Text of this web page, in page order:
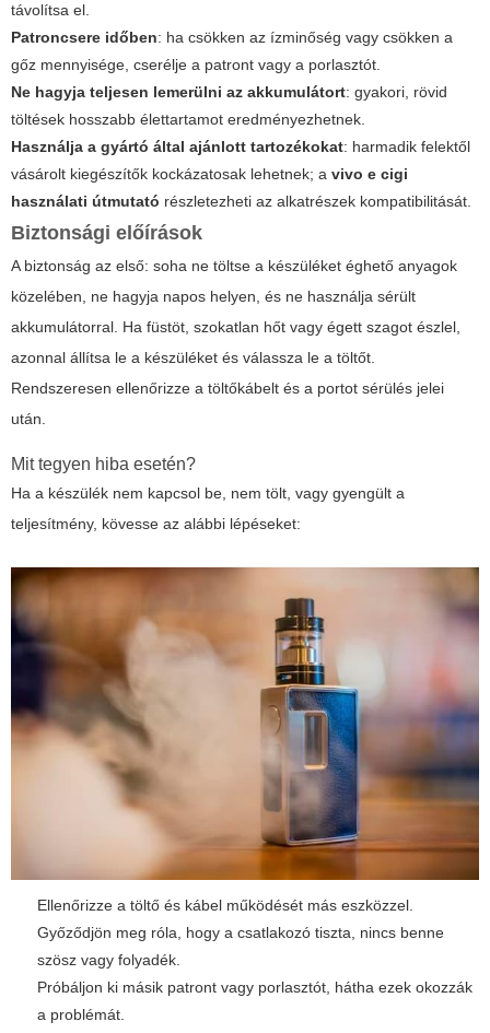
távolítsa el.
Patroncsere időben: ha csökken az ízminőség vagy csökken a
gőz mennyisége, cserélje a patront vagy a porlasztót.
Ne hagyja teljesen lemerülni az akkumulátort: gyakori, rövid
töltések hosszabb élettartamot eredményezhetnek.
Használja a gyártó által ajánlott tartozékokat: harmadik felektől
vásárolt kiegészítők kockázatosak lehetnek; a vivo e cigi
használati útmutató részletezheti az alkatrészek kompatibilitását.
Biztonsági előírások
A biztonság az első: soha ne töltse a készüléket éghető anyagok
közelében, ne hagyja napos helyen, és ne használja sérült
akkumulátorral. Ha füstöt, szokatlan hőt vagy égett szagot észlel,
azonnal állítsa le a készüléket és válassza le a töltőt.
Rendszeresen ellenőrizze a töltőkábelt és a portot sérülés jelei
után.
Mit tegyen hiba esetén?
Ha a készülék nem kapcsol be, nem tölt, vagy gyengült a
teljesítmény, kövesse az alábbi lépéseket:
Ellenőrizze a töltő és kábel működését más eszközzel.
Győződjön meg róla, hogy a csatlakozó tiszta, nincs benne
szösz vagy folyadék.
Próbáljon ki másik patront vagy porlasztót, hátha ezek okozzák
a problémát.